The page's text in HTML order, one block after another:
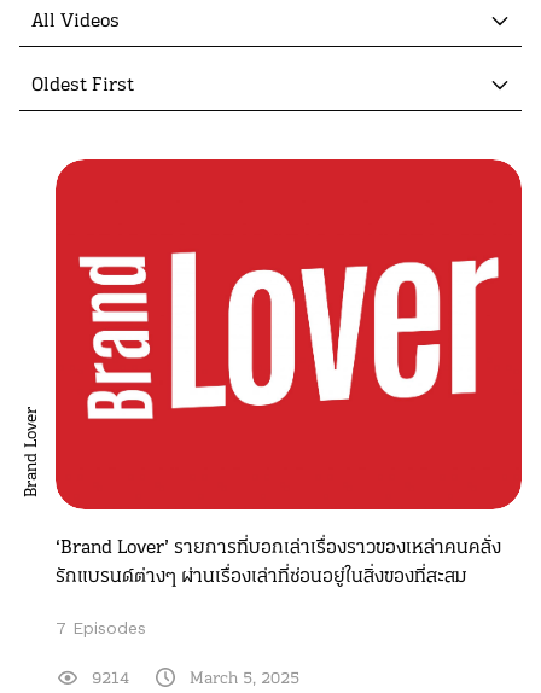
All Videos
Oldest First
Brand Lover
‘Brand Lover’ รายการที่บอกเล่าเรื่องราวของเหล่าคนคลั่ง
รักแบรนด์ต่างๆ ผ่านเรื่องเล่าที่ซ่อนอยู่ในสิ่งของที่สะสม
7 Episodes
9214 March 5, 2025